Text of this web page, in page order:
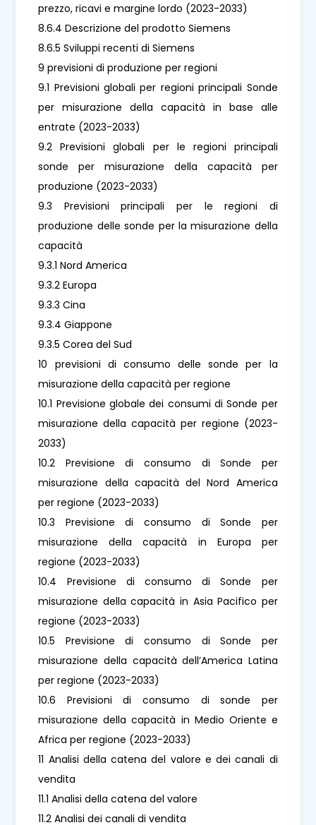
prezzo, ricavi e margine lordo (2023-2033)
8.6.4 Descrizione del prodotto Siemens
8.6.5 Sviluppi recenti di Siemens
9 previsioni di produzione per regioni
9.1 Previsioni globali per regioni principali Sonde
per misurazione della capacità in base alle
entrate (2023-2033)
9.2 Previsioni globali per le regioni principali
sonde per misurazione della capacità per
produzione (2023-2033)
9.3 Previsioni principali per le regioni di
produzione delle sonde per la misurazione della
capacità
9.3.1 Nord America
9.3.2 Europa
9.3.3 Cina
9.3.4 Giappone
9.3.5 Corea del Sud
10 previsioni di consumo delle sonde per la
misurazione della capacità per regione
10.1 Previsione globale dei consumi di Sonde per
misurazione della capacità per regione (2023-
2033)
10.2 Previsione di consumo di Sonde per
misurazione della capacità del Nord America
per regione (2023-2033)
10.3 Previsione di consumo di Sonde per
misurazione della capacità in Europa per
regione (2023-2033)
10.4 Previsione di consumo di Sonde per
misurazione della capacità in Asia Pacifico per
regione (2023-2033)
10.5 Previsione di consumo di Sonde per
misurazione della capacità dell’America Latina
per regione (2023-2033)
10.6 Previsioni di consumo di sonde per
misurazione della capacità in Medio Oriente e
Africa per regione (2023-2033)
11 Analisi della catena del valore e dei canali di
vendita
11.1 Analisi della catena del valore
11.2 Analisi dei canali di vendita